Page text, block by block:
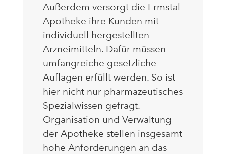
Außerdem versorgt die Ermstal-
Apotheke ihre Kunden mit
individuell hergestellten
Arzneimitteln. Dafür müssen
umfangreiche gesetzliche
Auflagen erfüllt werden. So ist
hier nicht nur pharmazeutisches
Spezialwissen gefragt.
Organisation und Verwaltung
der Apotheke stellen insgesamt
hohe Anforderungen an das